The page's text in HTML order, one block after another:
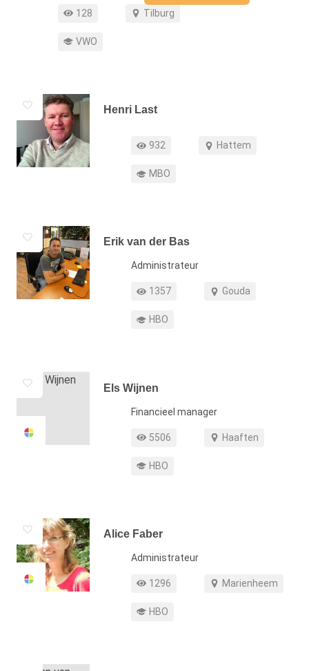
Profiel weergaven
128
Werkgebied Tilburg
Opleiding VWO
Henri Last
Profiel weergaven
932
Werkgebied Hattem
Opleiding MBO
Erik van der Bas
FunctieAdministrateur
Profiel weergaven
1357
Werkgebied Gouda
Opleiding HBO
Els Wijnen
FunctieFinancieel manager
Profiel weergaven
5506
Werkgebied Haaften
Opleiding HBO
Alice Faber
FunctieAdministrateur
Profiel weergaven
1296
Werkgebied Marienheem
Opleiding HBO